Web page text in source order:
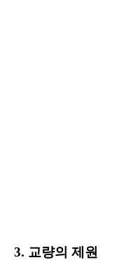
3. 교량의 제원